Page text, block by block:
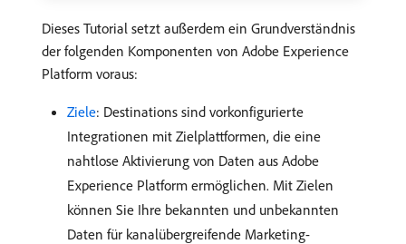
Dieses Tutorial setzt außerdem ein Grundverständnis
der folgenden Komponenten von Adobe Experience
Platform voraus:
Ziele: Destinations sind vorkonfigurierte
Integrationen mit Zielplattformen, die eine
nahtlose Aktivierung von Daten aus Adobe
Experience Platform ermöglichen. Mit Zielen
können Sie Ihre bekannten und unbekannten
Daten für kanalübergreifende Marketing-